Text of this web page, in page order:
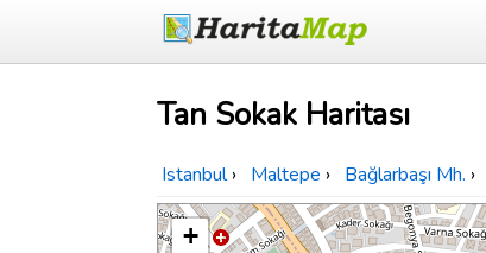
Tan Sokak Haritası
Istanbul › Maltepe › Bağlarbaşı Mh. ›
+